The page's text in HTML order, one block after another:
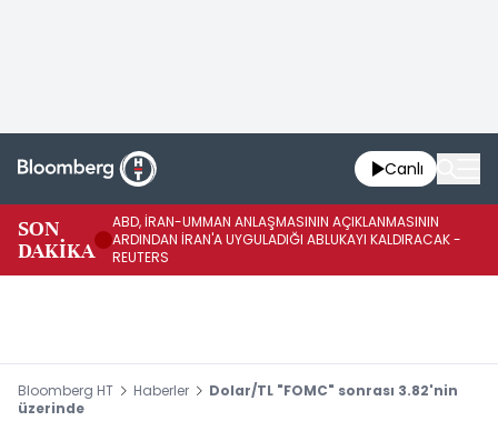
Canlı
SON
DAKİKA
ABD, İRAN-UMMAN ANLAŞMASININ AÇIKLANMASININ
ARDINDAN İRAN'A UYGULADIĞI ABLUKAYI KALDIRACAK -
REUTERS
Bloomberg HT Haberler
Dolar/TL "FOMC" sonrası 3.82'nin
üzerinde